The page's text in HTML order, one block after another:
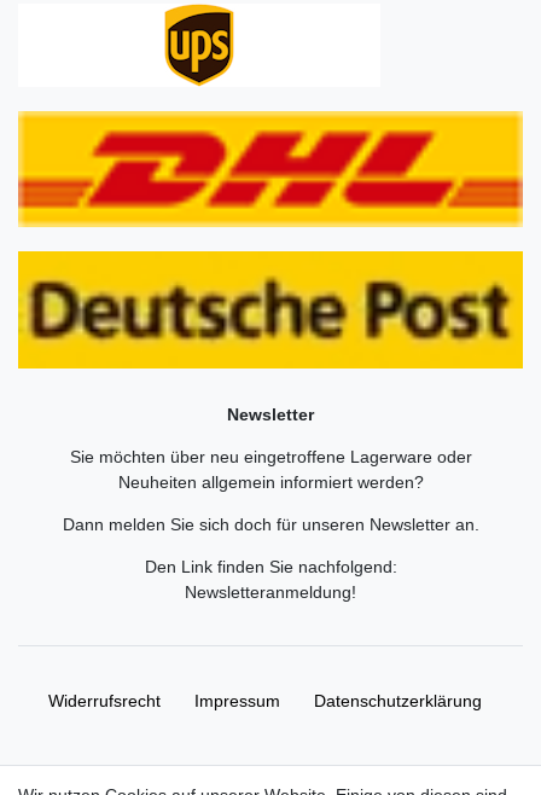
Newsletter
Sie möchten über neu eingetroffene Lagerware oder
Neuheiten allgemein informiert werden?
Dann melden Sie sich doch für unseren Newsletter an.
Den Link finden Sie nachfolgend:
Newsletteranmeldung!
Widerrufs­recht Impressum Daten­schutz­erklärung